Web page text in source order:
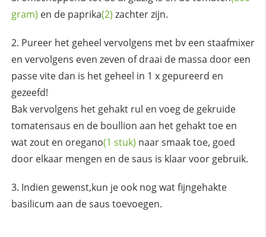
gram) en de paprika(2) zachter zijn.
Pureer het geheel vervolgens met bv een staafmixer
en vervolgens even zeven of draai de massa door een
passe vite dan is het geheel in 1 x gepureerd en
gezeefd!
Bak vervolgens het gehakt rul en voeg de gekruide
tomatensaus en de boullion aan het gehakt toe en
wat zout en oregano(1 stuk) naar smaak toe, goed
door elkaar mengen en de saus is klaar voor gebruik.
Indien gewenst,kun je ook nog wat fijngehakte
basilicum aan de saus toevoegen.